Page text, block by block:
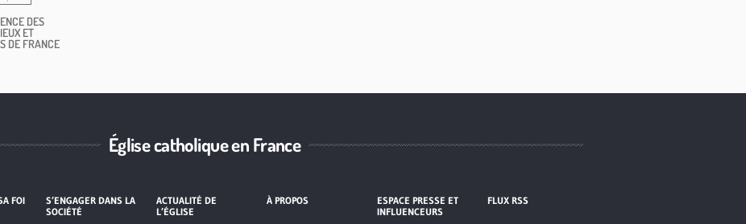
DES
ET
DE FRANCE
Église catholique en France
FOI
S’ENGAGER DANS LA
SOCIÉTÉ
ACTUALITÉ DE
L’ÉGLISE
À PROPOS
ESPACE PRESSE ET
INFLUENCEURS
FLUX RSS